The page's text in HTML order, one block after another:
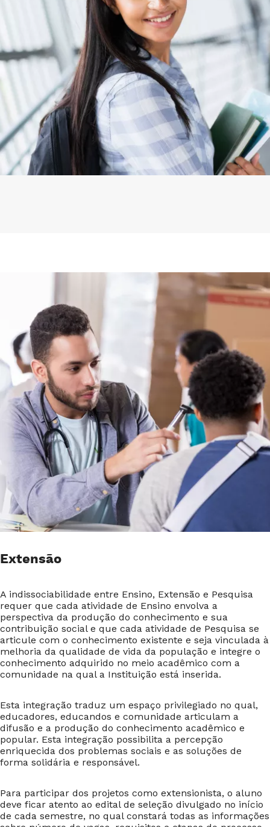
Extensão
A indissociabilidade entre Ensino, Extensão e Pesquisa
requer que cada atividade de Ensino envolva a
perspectiva da produção do conhecimento e sua
contribuição social e que cada atividade de Pesquisa se
articule com o conhecimento existente e seja vinculada à
melhoria da qualidade de vida da população e integre o
conhecimento adquirido no meio acadêmico com a
comunidade na qual a Instituição está inserida.
Esta integração traduz um espaço privilegiado no qual,
educadores, educandos e comunidade articulam a
difusão e a produção do conhecimento acadêmico e
popular. Esta integração possibilita a percepção
enriquecida dos problemas sociais e as soluções de
forma solidária e responsável.
Para participar dos projetos como extensionista, o aluno
deve ficar atento ao edital de seleção divulgado no início
de cada semestre, no qual constará todas as informações